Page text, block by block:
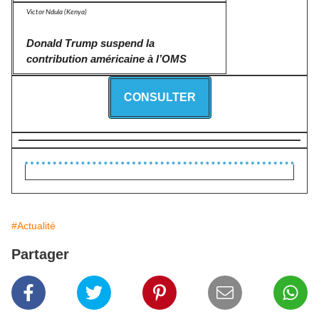
Victor Ndula (Kenya)
Donald Trump suspend la
contribution américaine à l’OMS
CONSULTER
#Actualité
Partager